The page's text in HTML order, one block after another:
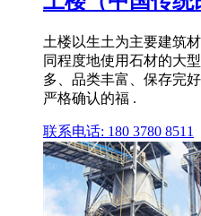
土楼以生土为主要建筑
同程度地使用石材的大
多、品类丰富、保存完
严格确认的福 .
联系电话: 180 3780 8511